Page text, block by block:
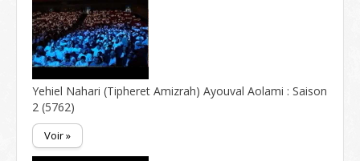
Yehiel Nahari (Tipheret Amizrah) Ayouval Aolami : Saison
2 (5762)
Voir »